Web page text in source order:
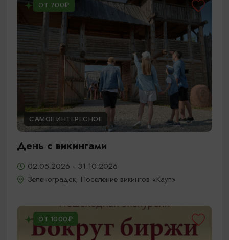
ОТ 700₽
САМОЕ ИНТЕРЕСНОЕ
День с викингами
02.05.2026 - 31.10.2026
Зеленоградск, Поселение викингов «Кауп»
ОТ 1000₽